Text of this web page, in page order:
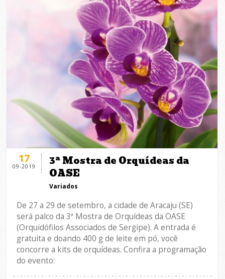
17
09-2019
3ª Mostra de Orquídeas da
OASE
Variados
De 27 a 29 de setembro, a cidade de Aracaju (SE)
será palco da 3ª Mostra de Orquídeas da OASE
(Orquidófilos Associados de Sergipe). A entrada é
gratuita e doando 400 g de leite em pó, você
concorre a kits de orquídeas. Confira a programação
do evento: